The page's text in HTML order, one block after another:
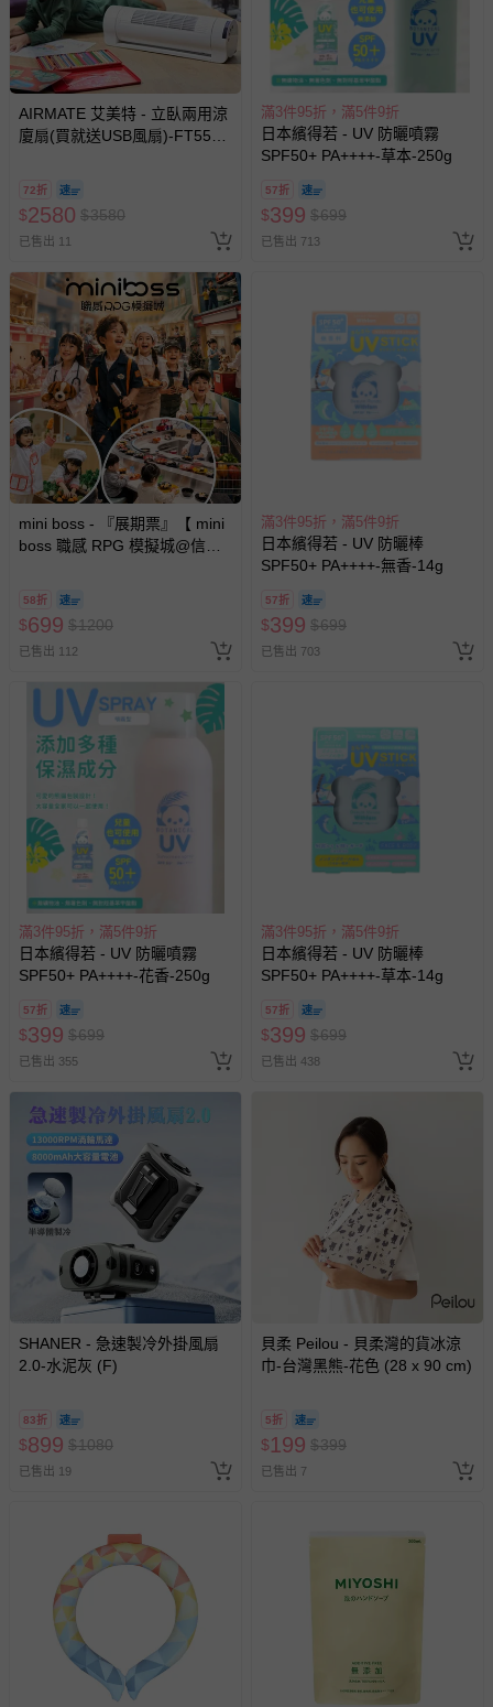
AIRMATE 艾美特 - 立臥兩用涼
廈扇(買就送USB風扇)-FT55R
72折
$2580 $3580
已售出 11
滿3件95折，滿5件9折
日本繽得若 - UV 防曬噴霧
SPF50+ PA++++-草本-250g
57折
$399 $699
已售出 713
mini boss - 『展期票』【 mini
boss 職感 RPG 模擬城@信義
期作廢) (兒童票(2歲以上)贈一
名陪伴成人)
58折
$699 $1200
已售出 112
滿3件95折，滿5件9折
日本繽得若 - UV 防曬棒
SPF50+ PA++++-無香-14g
57折
$399 $699
已售出 703
滿3件95折，滿5件9折
日本繽得若 - UV 防曬噴霧
SPF50+ PA++++-花香-250g
57折
$399 $699
已售出 355
滿3件95折，滿5件9折
日本繽得若 - UV 防曬棒
SPF50+ PA++++-草本-14g
57折
$399 $699
已售出 438
SHANER - 急速製冷外掛風扇
2.0-水泥灰 (F)
83折
$899 $1080
已售出 19
貝柔 Peilou - 貝柔灣的貨冰涼
巾-台灣黑熊-花色 (28 x 90 cm)
5折
$199 $399
已售出 7